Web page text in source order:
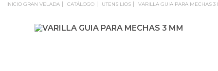
INICIO GRAN VELADA CATÁLOGO UTENSILIOS VARILLA GUIA PARA MECHAS 3